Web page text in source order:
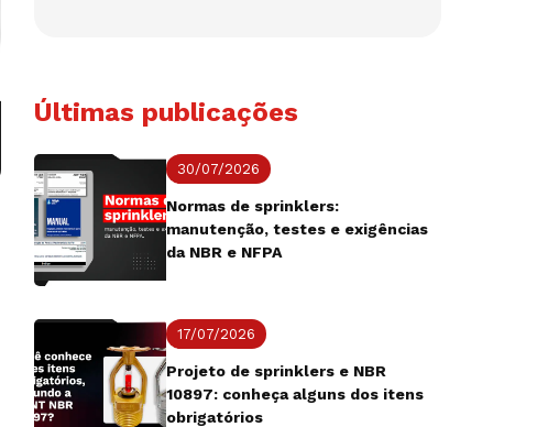
Últimas publicações
30/07/2026
Normas de sprinklers:
manutenção, testes e exigências
da NBR e NFPA
17/07/2026
Projeto de sprinklers e NBR
10897: conheça alguns dos itens
obrigatórios